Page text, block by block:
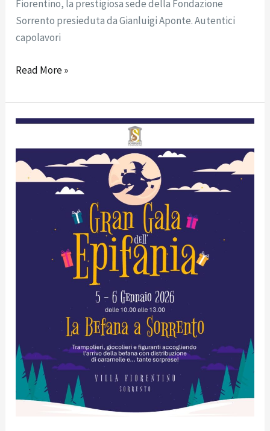
Fiorentino, la prestigiosa sede della Fondazione
Sorrento presieduta da Gianluigi Aponte. Autentici
capolavori
Read More »
COMUNICATO
La
Befana
Sorrento